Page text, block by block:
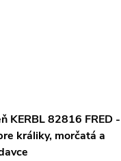
KERBL 82816 FRED -
králiky, morčatá a